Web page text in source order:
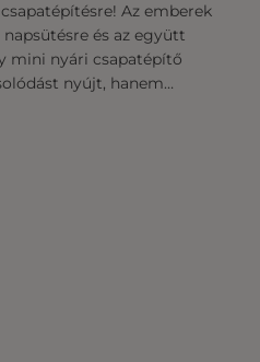
Az emberek
és az együtt
mini nyári csapatépítő
nyújt, hanem…